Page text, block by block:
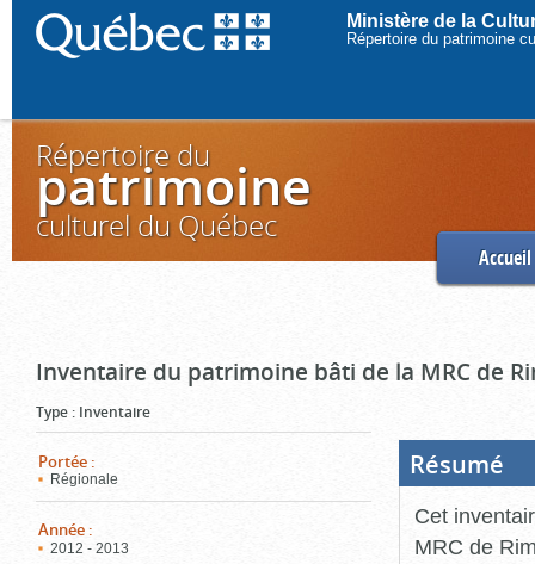
Ministère de la
Répertoire du patrimoine
Répertoire du
patrimoine
culturel du Québec
Accueil
Inventaire du patrimoine bâti de la MRC de
Type : Inventaire
Portée :
Régionale
Année :
2012 - 2013
Résumé
Cet
MRC de